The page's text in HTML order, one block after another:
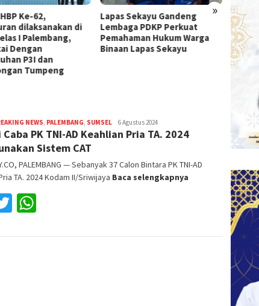
»
Ke-62,
dilaksanakan di
I Palembang,
Dengan
P3I dan
Tumpeng
Lapas Sekayu Gandeng
Lembaga PDKP Perkuat
Pemahaman Hukum Warga
Binaan Lapas Sekayu
I
NEWS, PALEMBANG, SUMSEL Reza
Fajri
6 Agustus 2024
PK TNI-AD Keahlian Pria TA. 2024
Sistem CAT
PALEMBANG — Sebanyak 37 Calon Bintara PK TNI-AD
TA. 2024 Kodam II/Sriwijaya Baca selengkapnya
Twitter